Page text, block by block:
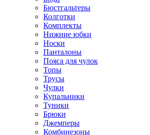
Бюстгальтеры
Колготки
Комплекты
Нижние юбки
Носки
Панталоны
Поясa для чулок
Топы
Трусы
Чулки
Купальники
Туники
Брюки
Джемперы
Комбинезоны